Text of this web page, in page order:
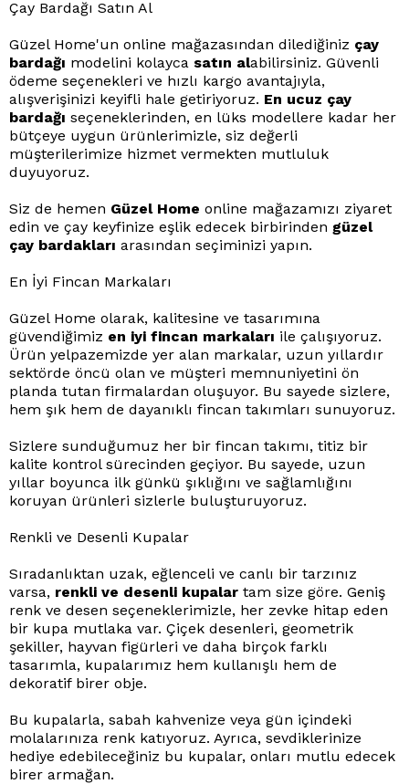
Çay Bardağı Satın Al
Güzel Home'un online mağazasından dilediğiniz çay
bardağı modelini kolayca satın alabilirsiniz. Güvenli
ödeme seçenekleri ve hızlı kargo avantajıyla,
alışverişinizi keyifli hale getiriyoruz. En ucuz çay
bardağı seçeneklerinden, en lüks modellere kadar her
bütçeye uygun ürünlerimizle, siz değerli
müşterilerimize hizmet vermekten mutluluk
duyuyoruz.
Siz de hemen Güzel Home online mağazamızı ziyaret
edin ve çay keyfinize eşlik edecek birbirinden güzel
çay bardakları arasından seçiminizi yapın.
En İyi Fincan Markaları
Güzel Home olarak, kalitesine ve tasarımına
güvendiğimiz en iyi fincan markaları ile çalışıyoruz.
Ürün yelpazemizde yer alan markalar, uzun yıllardır
sektörde öncü olan ve müşteri memnuniyetini ön
planda tutan firmalardan oluşuyor. Bu sayede sizlere,
hem şık hem de dayanıklı fincan takımları sunuyoruz.
Sizlere sunduğumuz her bir fincan takımı, titiz bir
kalite kontrol sürecinden geçiyor. Bu sayede, uzun
yıllar boyunca ilk günkü şıklığını ve sağlamlığını
koruyan ürünleri sizlerle buluşturuyoruz.
Renkli ve Desenli Kupalar
Sıradanlıktan uzak, eğlenceli ve canlı bir tarzınız
varsa, renkli ve desenli kupalar tam size göre. Geniş
renk ve desen seçeneklerimizle, her zevke hitap eden
bir kupa mutlaka var. Çiçek desenleri, geometrik
şekiller, hayvan figürleri ve daha birçok farklı
tasarımla, kupalarımız hem kullanışlı hem de
dekoratif birer obje.
Bu kupalarla, sabah kahvenize veya gün içindeki
molalarınıza renk katıyoruz. Ayrıca, sevdiklerinize
hediye edebileceğiniz bu kupalar, onları mutlu edecek
birer armağan.